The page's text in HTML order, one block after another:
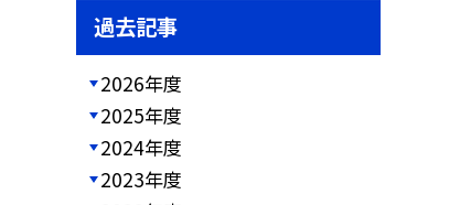
過去記事
2026年度
2025年度
2024年度
2023年度